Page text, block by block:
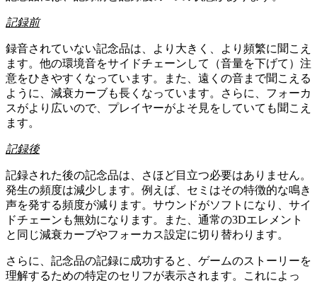
記録前
録音されていない記念品は、より大きく、より頻繁に聞こえ
ます。他の環境音をサイドチェーンして（音量を下げて）注
意をひきやすくなっています。また、遠くの音まで聞こえる
ように、減衰カーブも長くなっています。さらに、フォーカ
スがより広いので、プレイヤーがよそ見をしていても聞こえ
ます。
記録後
記録された後の記念品は、さほど目立つ必要はありません。
発生の頻度は減少します。例えば、セミはその特徴的な鳴き
声を発する頻度が減ります。サウンドがソフトになり、サイ
ドチェーンも無効になります。また、通常の3Dエレメント
と同じ減衰カーブやフォーカス設定に切り替わります。
さらに、記念品の記録に成功すると、ゲームのストーリーを
理解するための特定のセリフが表示されます。これによっ